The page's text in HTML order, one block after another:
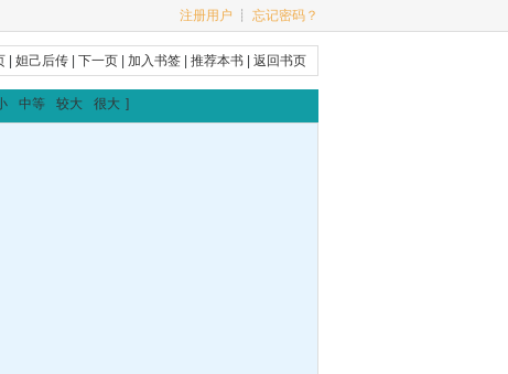
注册用户 ┊ 忘记密码？
|妲己后传 |下一页 |加入书签 |推荐本书 |返回书页
中等 较大 很大 ]